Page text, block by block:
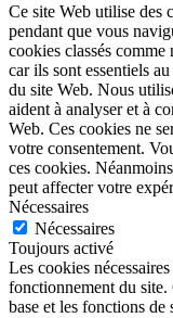
Ce site Web utilise des
pendant que vous
cookies classés comme
car ils sont essentiels
du site Web. Nous
aident à analyser et à
Web. Ces cookies ne
votre consentement.
ces cookies.
peut affecter votre
Nécessaires
Nécessaires
Toujours activé
Les cookies
fonctionnement du site.
base et les fonctions de